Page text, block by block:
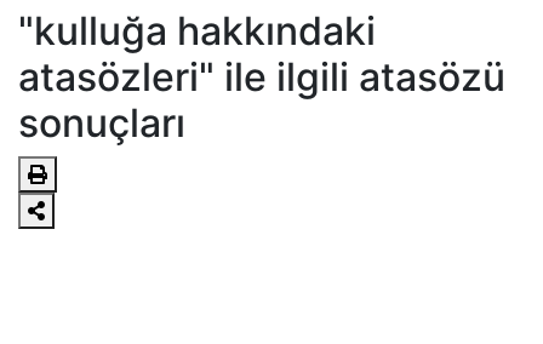
"kulluğa hakkındaki
atasözleri" ile ilgili atasözü
sonuçları